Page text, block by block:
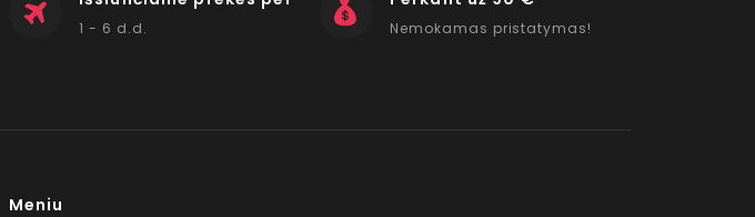
1 - 6 d.d. Nemokamas pristatymas!
Meniu